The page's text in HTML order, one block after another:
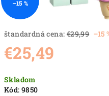
štandardná cena: €29,99 –15
€25,49
cena:
Skladom
Kód: 9850
–15 %